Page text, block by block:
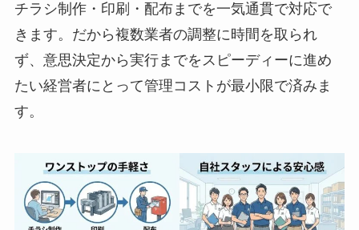
チラシ制作・印刷・配布までを一気通貫で対応で
きます。だから複数業者の調整に時間を取られ
ず、意思決定から実行までをスピーディーに進め
たい経営者にとって管理コストが最小限で済みま
す。